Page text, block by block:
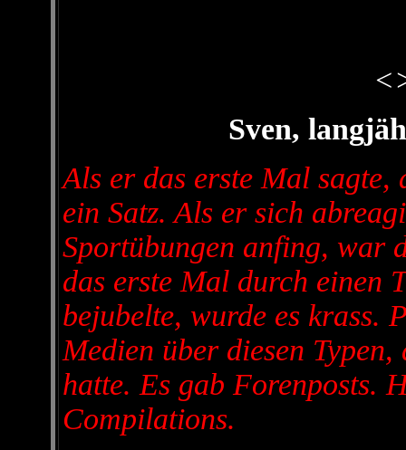
Sven,
Als er das erste Mal
ein Satz. Als er sich
Sportübungen anfing, war
das erste Mal durch einen
bejubelte, wurde es krass.
Medien über diesen
hatte. Es gab Forenposts.
Compilations.